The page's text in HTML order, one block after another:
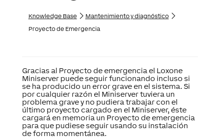
Knowledge Base
Mantenimiento y diagnóstico
Proyecto de Emergencia
Gracias al Proyecto de emergencia el Loxone
Miniserverpuede seguir funcionando incluso si
se ha producido un error grave en el sistema. Si
por cualquier razón el Miniservertuviera un
problema grave y no pudiera trabajar con el
último proyecto cargado en el Miniserver, éste
cargará en memoria un Proyecto de emergencia
para que pudiese seguir usando su instalación
de forma momentánea.